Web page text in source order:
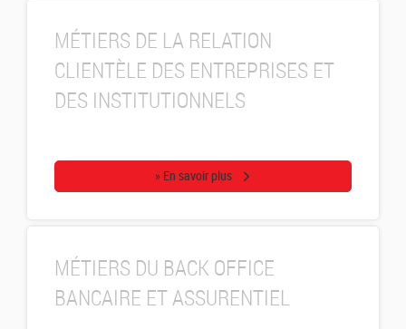
MÉTIERS DE LA RELATION
CLIENTÈLE DES ENTREPRISES ET
DES INSTITUTIONNELS
» En savoir plus
MÉTIERS DU BACK OFFICE
BANCAIRE ET ASSURENTIEL